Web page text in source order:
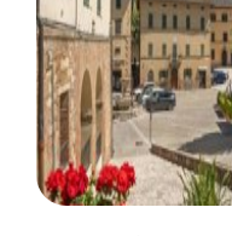
OBLIGATIONS
Le bien est la
soumise à un